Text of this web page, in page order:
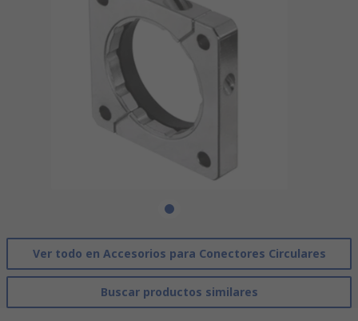
Ver todo en Accesorios para Conectores Circulares
Buscar productos similares